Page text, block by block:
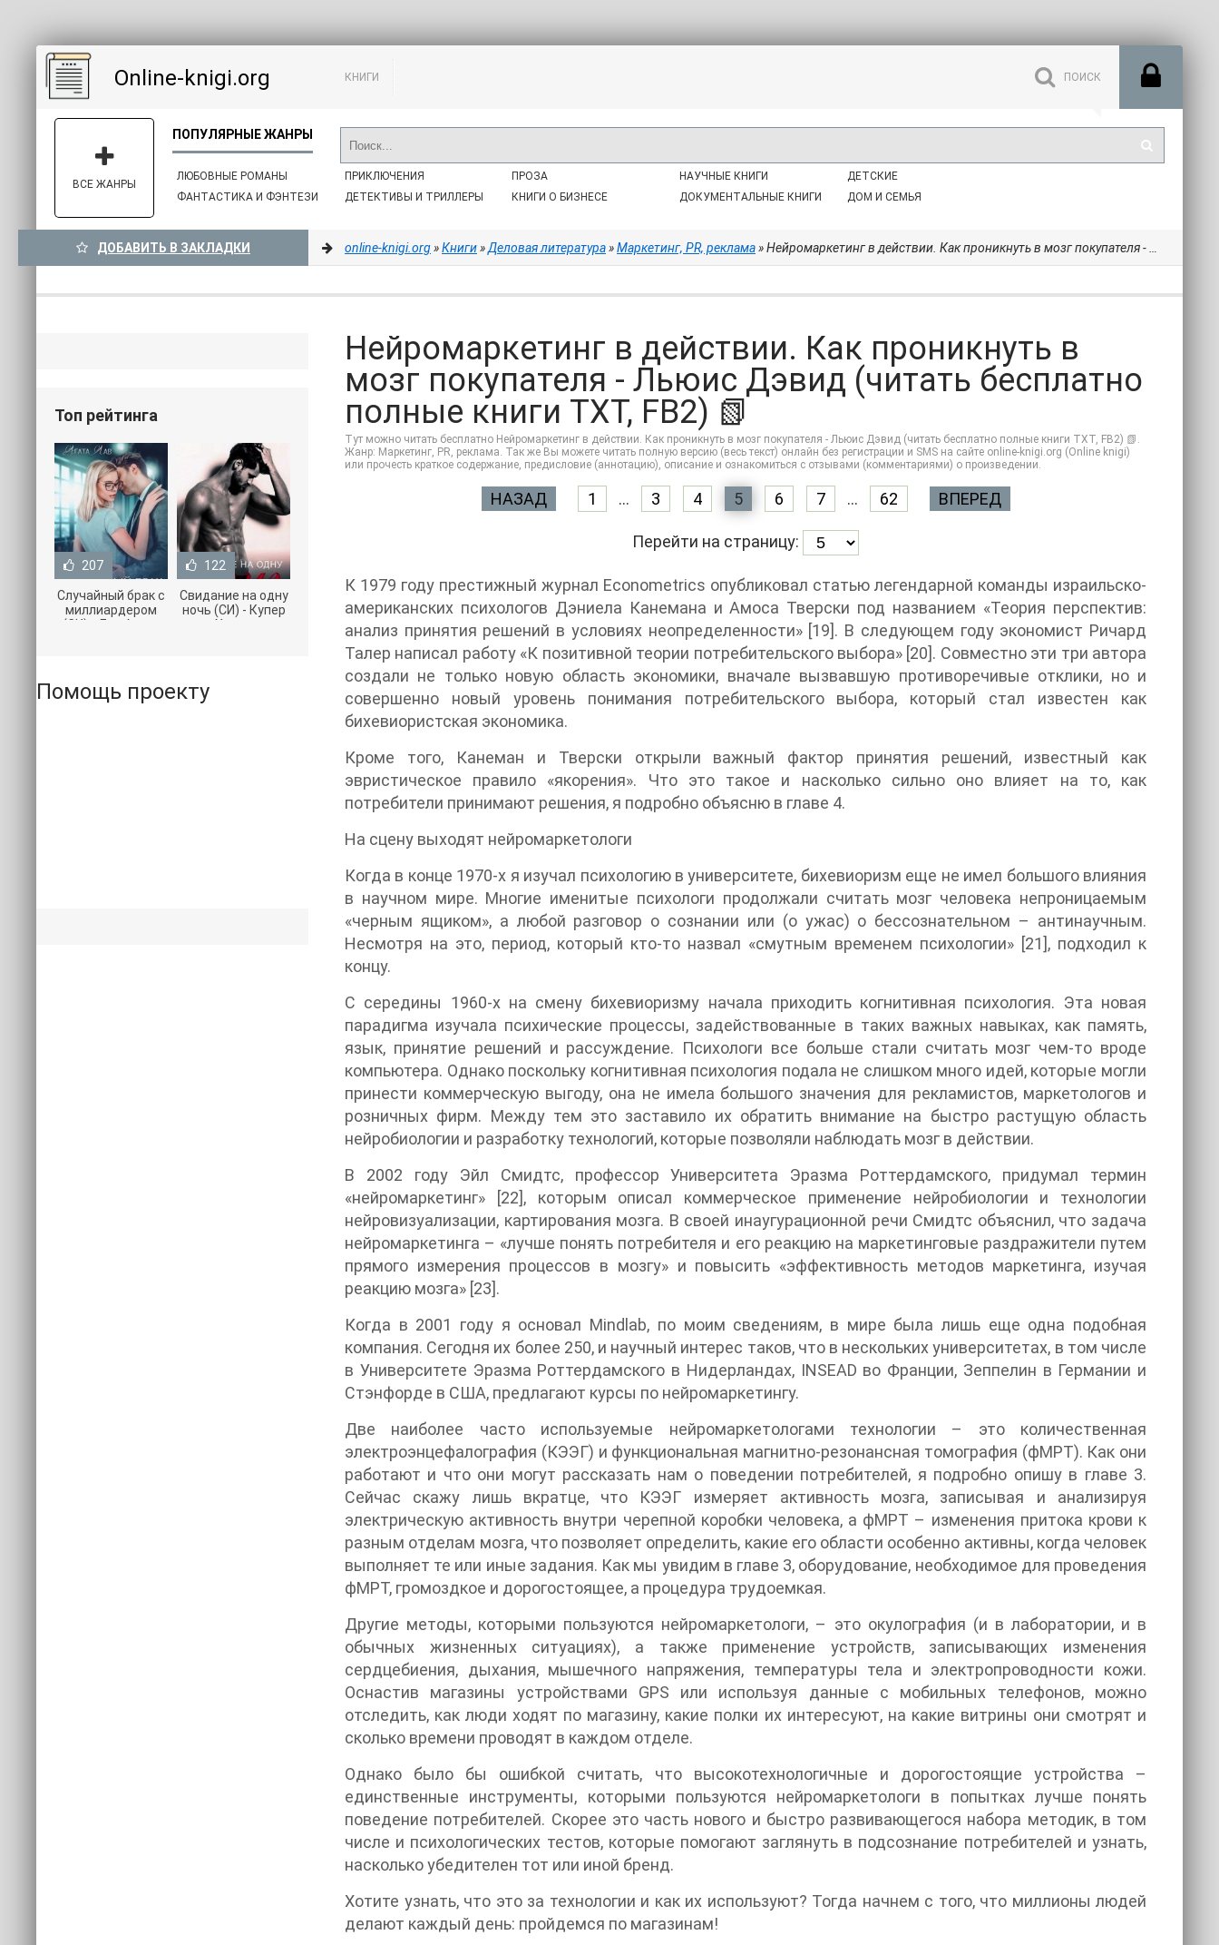
Online-knigi.org КНИГИ
ЛЮБОВНЫЕ РОМАНЫ
ФАНТАСТИКА И ФЭНТЕЗИ
ПРИКЛЮЧЕНИЯ
ДЕТЕКТИВЫ И ТРИЛЛЕРЫ
ПРОЗА
КНИГИ О БИЗНЕСЕ
НАУЧНЫЕ КНИГИ
ДОКУМЕНТАЛЬНЫЕ КНИГИ
ДЕТСКИЕ
ДОМ И СЕМЬЯ
ВСЕ ЖАНРЫ
ДОБАВИТЬ В ЗАКЛАДКИ online-knigi.org»Книги»Деловая литература»Маркетинг, PR, реклама» Нейромаркетинг в действии. Как проникнуть в мозг покупателя - Льюис Дэвид (читать бесплатно полные книги TXT, FB2) 📗
Нейромаркетинг в действии. Как проникнуть в
мозг покупателя - Льюис Дэвид (читать бесплатно
полные книги TXT, FB2) 📗
Тут можно читать бесплатно Нейромаркетинг в действии. Как проникнуть в мозг покупателя - Льюис Дэвид (читать бесплатно полные книги TXT, FB2) 📗.
Жанр: Маркетинг, PR, реклама. Так же Вы можете читать полную версию (весь текст) онлайн без регистрации и SMS на сайте online-knigi.org (Online knigi)
или прочесть краткое содержание, предисловие (аннотацию), описание и ознакомиться с отзывами (комментариями) о произведении.
НАЗАД 1 ... 3 4 5 6 7 ... 62 ВПЕРЕД
Перейти на страницу:
К 1979 году престижный журнал Econometrics опубликовал статью легендарной команды израильско-
американских психологов Дэниела Канемана и Амоса Тверски под названием «Теория перспектив:
анализ принятия решений в условиях неопределенности» [19]. В следующем году экономист Ричард
Талер написал работу «К позитивной теории потребительского выбора» [20]. Совместно эти три автора
создали не только новую область экономики, вначале вызвавшую противоречивые отклики, но и
совершенно новый уровень понимания потребительского выбора, который стал известен как
бихевиористская экономика.
Кроме того, Канеман и Тверски открыли важный фактор принятия решений, известный как
эвристическое правило «якорения». Что это такое и насколько сильно оно влияет на то, как
потребители принимают решения, я подробно объясню в главе 4.
На сцену выходят нейромаркетологи
Когда в конце 1970-х я изучал психологию в университете, бихевиоризм еще не имел большого влияния
в научном мире. Многие именитые психологи продолжали считать мозг человека непроницаемым
«черным ящиком», а любой разговор о сознании или (о ужас) о бессознательном – антинаучным.
Несмотря на это, период, который кто-то назвал «смутным временем психологии» [21], подходил к
концу.
С середины 1960-х на смену бихевиоризму начала приходить когнитивная психология. Эта новая
парадигма изучала психические процессы, задействованные в таких важных навыках, как память,
язык, принятие решений и рассуждение. Психологи все больше стали считать мозг чем-то вроде
компьютера. Однако поскольку когнитивная психология подала не слишком много идей, которые могли
принести коммерческую выгоду, она не имела большого значения для рекламистов, маркетологов и
розничных фирм. Между тем это заставило их обратить внимание на быстро растущую область
нейробиологии и разработку технологий, которые позволяли наблюдать мозг в действии.
В 2002 году Эйл Смидтс, профессор Университета Эразма Роттердамского, придумал термин
«нейромаркетинг» [22], которым описал коммерческое применение нейробиологии и технологии
нейровизуализации, картирования мозга. В своей инаугурационной речи Смидтс объяснил, что задача
нейромаркетинга – «лучше понять потребителя и его реакцию на маркетинговые раздражители путем
прямого измерения процессов в мозгу» и повысить «эффективность методов маркетинга, изучая
реакцию мозга» [23].
Когда в 2001 году я основал Mindlab, по моим сведениям, в мире была лишь еще одна подобная
компания. Сегодня их более 250, и научный интерес таков, что в нескольких университетах, в том числе
в Университете Эразма Роттердамского в Нидерландах, INSEAD во Франции, Зеппелин в Германии и
Стэнфорде в США, предлагают курсы по нейромаркетингу.
Две наиболее часто используемые нейромаркетологами технологии – это количественная
электроэнцефалография (КЭЭГ) и функциональная магнитно-резонансная томография (фМРТ). Как они
работают и что они могут рассказать нам о поведении потребителей, я подробно опишу в главе 3.
Сейчас скажу лишь вкратце, что КЭЭГ измеряет активность мозга, записывая и анализируя
электрическую активность внутри черепной коробки человека, а фМРТ – изменения притока крови к
разным отделам мозга, что позволяет определить, какие его области особенно активны, когда человек
выполняет те или иные задания. Как мы увидим в главе 3, оборудование, необходимое для проведения
фМРТ, громоздкое и дорогостоящее, а процедура трудоемкая.
Другие методы, которыми пользуются нейромаркетологи, – это окулография (и в лаборатории, и в
обычных жизненных ситуациях), а также применение устройств, записывающих изменения
сердцебиения, дыхания, мышечного напряжения, температуры тела и электропроводности кожи.
Оснастив магазины устройствами GPS или используя данные с мобильных телефонов, можно
отследить, как люди ходят по магазину, какие полки их интересуют, на какие витрины они смотрят и
сколько времени проводят в каждом отделе.
Однако было бы ошибкой считать, что высокотехнологичные и дорогостоящие устройства –
единственные инструменты, которыми пользуются нейромаркетологи в попытках лучше понять
поведение потребителей. Скорее это часть нового и быстро развивающегося набора методик, в том
числе и психологических тестов, которые помогают заглянуть в подсознание потребителей и узнать,
насколько убедителен тот или иной бренд.
Хотите узнать, что это за технологии и как их используют? Тогда начнем с того, что миллионы людей
делают каждый день: пройдемся по магазинам!
Топ рейтинга
207
Случайный брак с
миллиардером
(СИ) - Лав Агата
122
Свидание на одну
ночь (СИ) - Купер
Хелен
Помощь проекту